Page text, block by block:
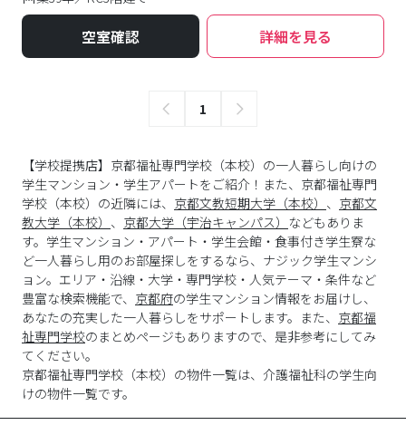
空室確認 詳細を見る
1
【学校提携店】京都福祉専門学校（本校）の一人暮らし向けの
学生マンション・学生アパートをご紹介！また、京都福祉専門
学校（本校）の近隣には、 京都文教短期大学（本校） 、 京都文
教大学（本校） 、 京都大学（宇治キャンパス） などもありま
す。学生マンション・アパート・学生会館・食事付き学生寮な
ど一人暮らし用のお部屋探しをするなら、ナジック学生マンシ
ョン。エリア・沿線・大学・専門学校・人気テーマ・条件など
豊富な検索機能で、 京都府の学生マンション情報をお届けし、
あなたの充実した一人暮らしをサポートします。また、 京都福
祉専門学校のまとめページもありますので、是非参考にしてみ
てください。
京都福祉専門学校 （本校）の物件一覧は、 介護福祉科の学生向
けの物件一覧です。